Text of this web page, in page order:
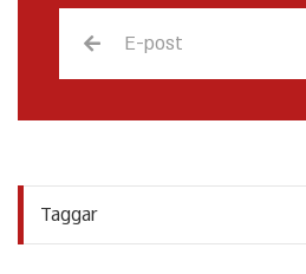
Taggar